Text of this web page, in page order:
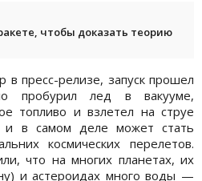
чтобы доказать теорию
в пресс-релизе, запуск прошел
пробурил лед в вакууме,
топливо и взлетел на струе
и в самом деле может стать
космических перелетов.
что на многих планетах, их
и астероидах много воды —